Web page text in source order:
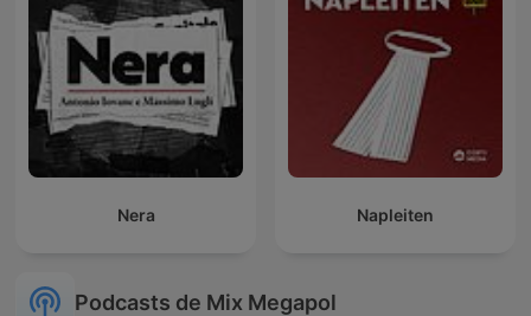
Nera Napleiten
Podcasts de Mix Megapol